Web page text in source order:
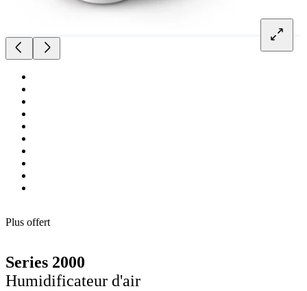
Plus offert
Series 2000
Humidificateur d'air